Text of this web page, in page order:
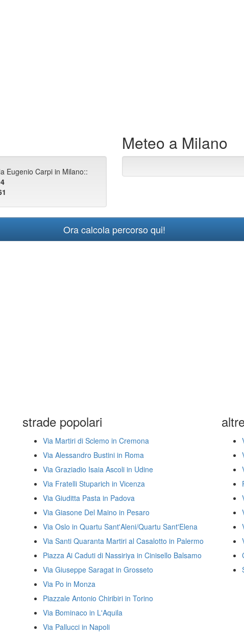
Eugenio Carpi in Milano::
Meteo a Milano
Ora calcola percorso qui!
strade popolari
Via Martiri di Sclemo in Cremona
Via Alessandro Bustini in Roma
Via Graziadio Isaia Ascoli in Udine
Via Fratelli Stuparich in Vicenza
Via Giuditta Pasta in Padova
Via Giasone Del Maino in Pesaro
Via Oslo in Quartu Sant'Aleni/Quartu Sant'Elena
Via Santi Quaranta Martiri al Casalotto in Palermo
Piazza Ai Caduti di Nassiriya in Cinisello Balsamo
Via Giuseppe Saragat in Grosseto
Via Po in Monza
Piazzale Antonio Chiribiri in Torino
Via Bominaco in L'Aquila
Via Pallucci in Napoli